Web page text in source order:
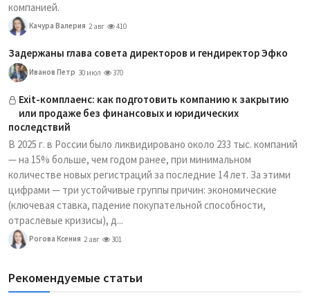
компанией.
Качура Валерия 2 авг 410
Задержаны глава совета директоров и гендиректор Эфко
Иванов Петр 30 июл 370
Exit-комплаенс: как подготовить компанию к закрытию
или продаже без финансовых и юридических
последствий
В 2025 г. в России было ликвидировано около 233 тыс. компаний
— на 15% больше, чем годом ранее, при минимальном
количестве новых регистраций за последние 14 лет. За этими
цифрами — три устойчивые группы причин: экономические
(ключевая ставка, падение покупательной способности,
отраслевые кризисы), д...
Рогова Ксения 2 авг 301
Рекомендуемые статьи